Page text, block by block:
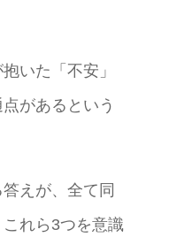
いた「不安」
があるという
えが、全て同
れら3つを意識